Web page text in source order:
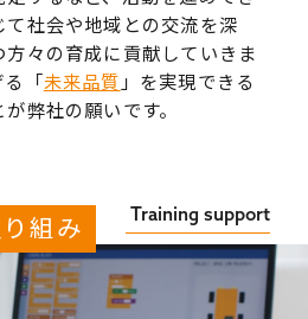
て社会や地域との交流を深
々の育成に貢献していきま
る「未来品質 」を実現できる
弊社の願いです。
組み